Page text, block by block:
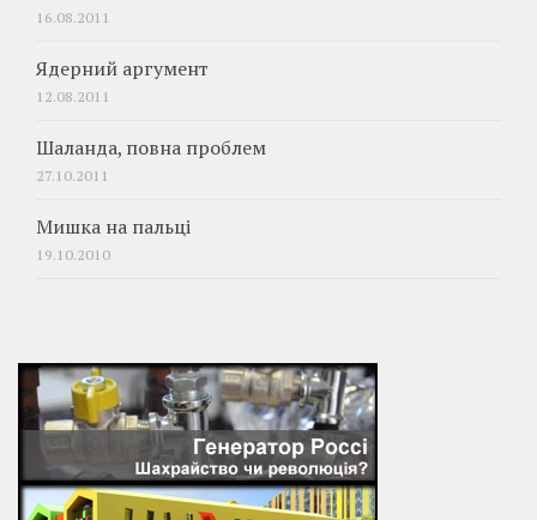
16.08.2011
Ядерний аргумент
12.08.2011
Шаланда, повна проблем
27.10.2011
Мишка на пальці
19.10.2010